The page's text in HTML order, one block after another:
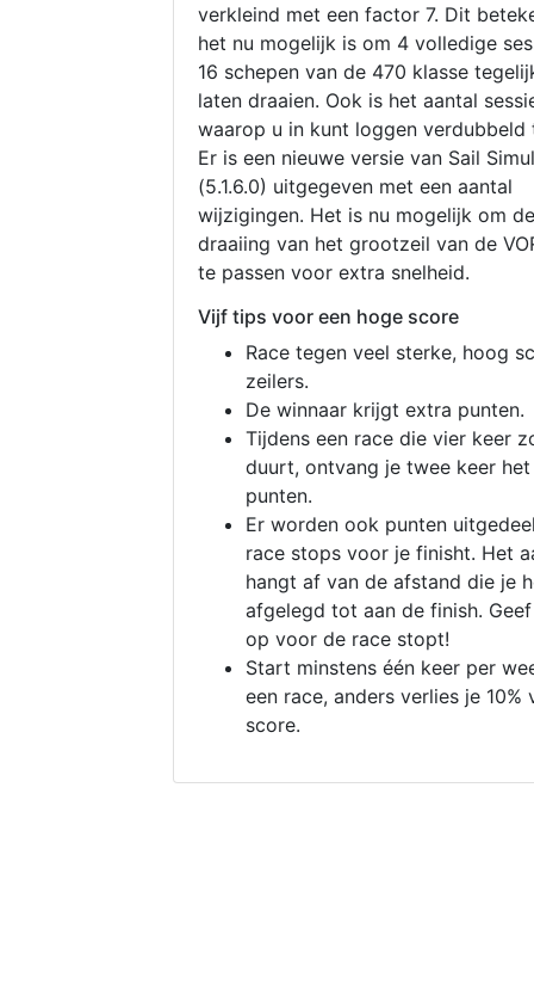
verkleind met een factor 7. Dit
het nu mogelijk is om 4 volledige
16 schepen van de 470 klasse
laten draaien. Ook is het aantal
waarop u in kunt loggen verdubbeld
Er is een nieuwe versie van Sail
(5.1.6.0) uitgegeven met een aantal
wijzigingen. Het is nu mogelijk om de
draaiing van het grootzeil van de
te passen voor extra snelheid.
Vijf tips voor een hoge score
Race tegen veel sterke, hoog
zeilers.
De winnaar krijgt extra punten.
Tijdens een race die vier keer
duurt, ontvang je twee keer
punten.
Er worden ook punten
race stops voor je finisht. Het
hangt af van de afstand die je
afgelegd tot aan de finish.
op voor de race stopt!
Start minstens één keer per
een race, anders verlies je 10%
score.